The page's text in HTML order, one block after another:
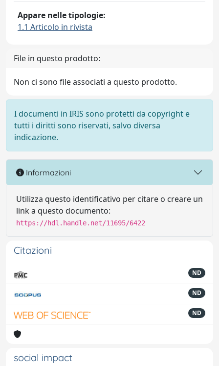
Appare nelle tipologie:
1.1 Articolo in rivista
File in questo prodotto:
Non ci sono file associati a questo prodotto.
I documenti in IRIS sono protetti da copyright e
tutti i diritti sono riservati, salvo diversa
indicazione.
Informazioni
Utilizza questo identificativo per citare o creare un
link a questo documento:
https://hdl.handle.net/11695/6422
Citazioni
ND
ND
ND
social impact